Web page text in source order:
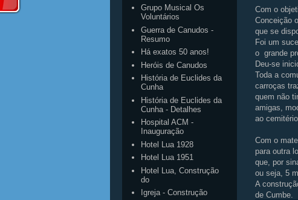
Com o
Conceição
que se
Foi um
o grande
Deu-se
Toda a
carroças
quem não
amigas,
ao
Com o
para outra
que, por
ou seja, 5
A
de Cumbe.
Grupo Musical Os
Voluntários
Guerra de Canudos -
Resumo
Há exatos 50 anos!
Heróis de Canudos
História de Euclides da
Cunha
História de Euclides da
Cunha - Detalhes
Hospital ACM -
Inauguração
Hotel Lua 1928
Hotel Lua 1951
Hotel Lua, Construção
do
Igreja - Construção